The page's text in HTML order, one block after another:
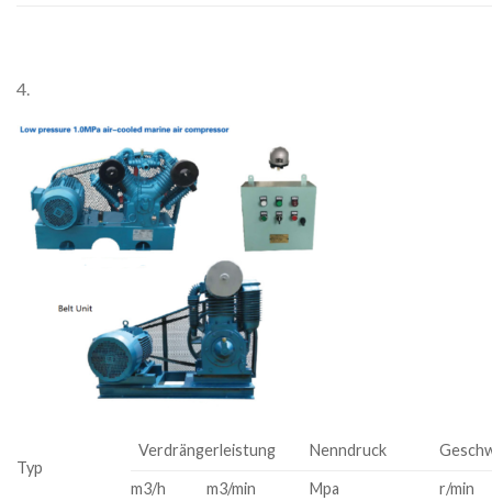
4.
Typ
Verdrängerleistung Nenndruck
m3/h m3/min Mpa
r/min